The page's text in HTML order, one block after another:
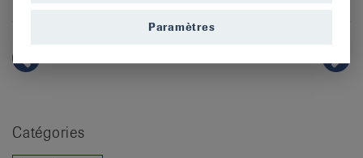
Catégories
Paramètres